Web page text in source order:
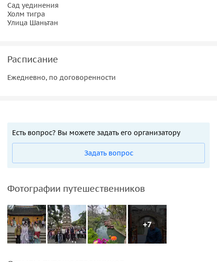
Сад уединения
Холм тигра
Улица Шаньтан
Расписание
Ежедневно, по договоренности
Есть вопрос? Вы можете задать его организатору
Задать вопрос
Фотографии путешественников
+7